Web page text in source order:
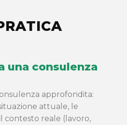
una consulenza
approfondita:
attuale, le
contesto reale (lavoro,